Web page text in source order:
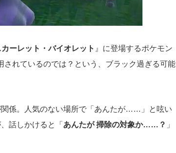
ーレット・バイオレット 』に登場するポケモン
されているのでは？ という、ブラック過ぎる可能
関係。人気のない場所で「あんたが……」と呟い
話しかけると「あんたが 掃除の対象か……？ 」